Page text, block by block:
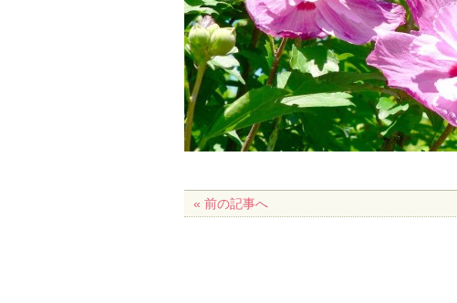
« 前の記事へ